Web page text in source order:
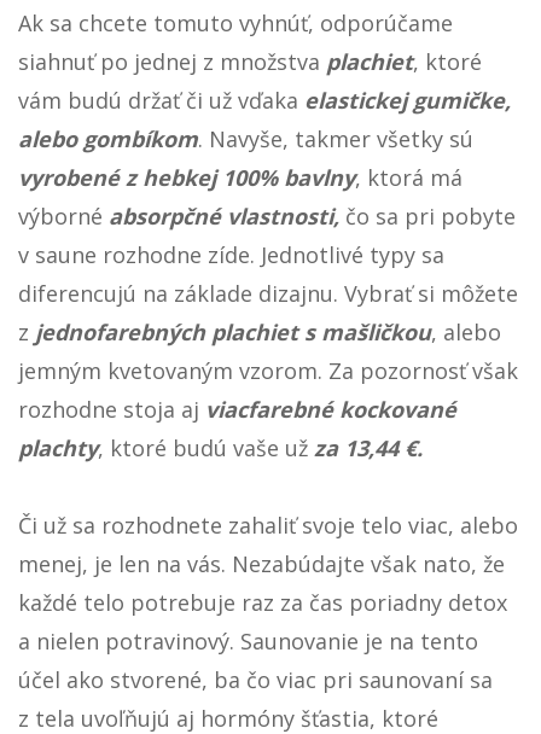
Ak sa chcete tomuto vyhnúť, odporúčame
siahnuť po jednej z množstva plachiet, ktoré
vám budú držať či už vďaka elastickej gumičke,
alebo gombíkom. Navyše, takmer všetky sú
vyrobené z hebkej 100% bavlny, ktorá má
výborné absorpčné vlastnosti, čo sa pri pobyte
v saune rozhodne zíde. Jednotlivé typy sa
diferencujú na základe dizajnu. Vybrať si môžete
z jednofarebných plachiet s mašličkou, alebo
jemným kvetovaným vzorom. Za pozornosť však
rozhodne stoja aj viacfarebné kockované
plachty, ktoré budú vaše už za 13,44 €.
Či už sa rozhodnete zahaliť svoje telo viac, alebo
menej, je len na vás. Nezabúdajte však nato, že
každé telo potrebuje raz za čas poriadny detox
a nielen potravinový. Saunovanie je na tento
účel ako stvorené, ba čo viac pri saunovaní sa
z tela uvoľňujú aj hormóny šťastia, ktoré